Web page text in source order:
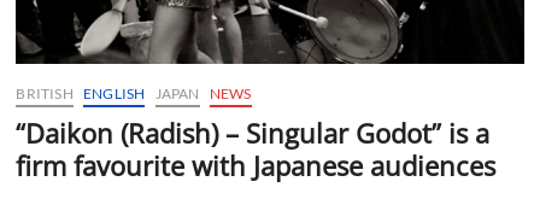
ゴ
ド
ー」
下
沢
ス
BRITISH ENGLISH JAPAN NEWS
“Daikon (Radish) – Singular Godot” is a
firm favourite with Japanese audiences